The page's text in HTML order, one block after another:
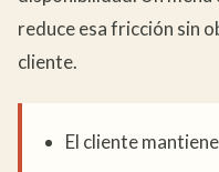
reduce esa fricción sin
cliente.
El cliente